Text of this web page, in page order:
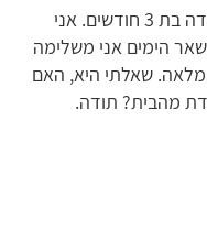
שלום, חזרתי לעבודה לאחר חופשת לידה בת 3 חודשים. אני
הימים אני משלימה
מלאה. שאלתי היא, האם
מהבית? תודה.